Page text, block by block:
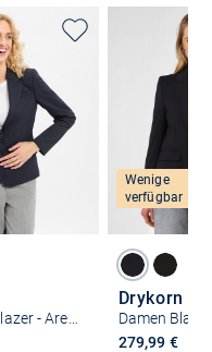
Wenige
verfügbar
Drykorn
279,99 €